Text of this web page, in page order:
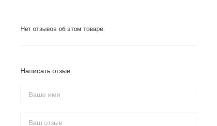
Нет отзывов об этом товаре.
Написать отзыв